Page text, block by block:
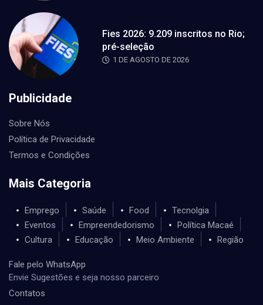
Fies 2026: 9.209 inscritos no Rio;
pré-seleção
1 DE AGOSTO DE 2026
Publicidade
Sobre Nós
Política de Privacidade
Termos e Condições
Mais Categoria
Emprego Saúde Food
Tecnolgia
Eventos
Empreendedorismo
Política Macaé
Cultura
Educação Meio Ambiente Região
Fale pelo WhatsApp
Envie Sugestões e seja nosso parceiro
Contatos